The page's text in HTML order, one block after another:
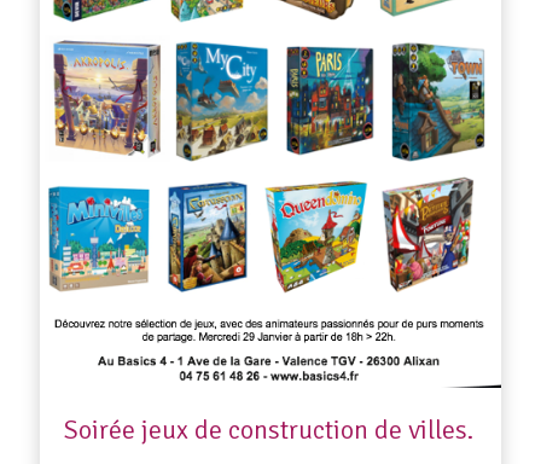
Soirée jeux de construction de villes.